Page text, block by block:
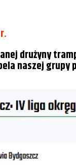
drużyny
naszej grupy